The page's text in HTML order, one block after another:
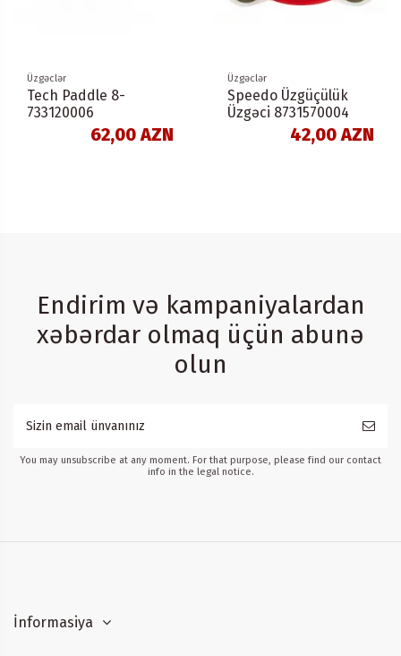
Üzgəclər
Tech Paddle 8-
733120006
62,00 AZN
Üzgəclər
Speedo Üzgüçülük
Üzgəci 8731570004
42,00 AZN
Endirim və kampaniyalardan
xəbərdar olmaq üçün abunə
olun
You may unsubscribe at any moment. For that purpose, please find our contact
info in the legal notice.
İnformasiya